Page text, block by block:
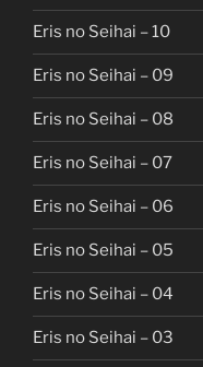
Eris no Seihai – 10
Eris no Seihai – 09
Eris no Seihai – 08
Eris no Seihai – 07
Eris no Seihai – 06
Eris no Seihai – 05
Eris no Seihai – 04
Eris no Seihai – 03